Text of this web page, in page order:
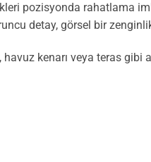
pozisyonda rahatlama
detay, görsel bir
kenarı veya teras gibi